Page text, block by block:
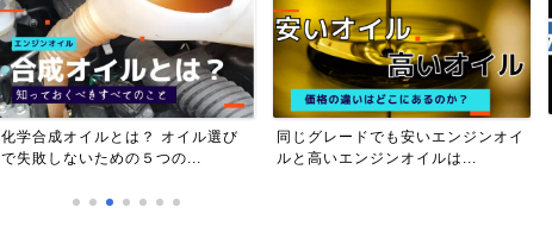
化学合成オイルとは？ オイル選び
で失敗しないための５つの...
同じグレードでも安いエンジンオイ
ルと高いエンジンオイルは...